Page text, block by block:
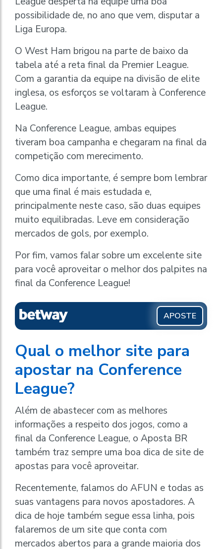
possibilidade de, no ano que vem, disputar a
Liga Europa.
O West Ham brigou na parte de baixo da
tabela até a reta final da Premier League.
Com a garantia da equipe na divisão de elite
inglesa, os esforços se voltaram à Conference
League.
Na Conference League, ambas equipes
tiveram boa campanha e chegaram na final da
competição com merecimento.
Como dica importante, é sempre bom lembrar
que uma final é mais estudada e,
principalmente neste caso, são duas equipes
muito equilibradas. Leve em consideração
mercados de gols, por exemplo.
Por fim, vamos falar sobre um excelente site
para você aproveitar o melhor dos palpites na
final da Conference League!
APOSTE
Qual o melhor site para
apostar na Conference
League?
Além de abastecer com as melhores
informações a respeito dos jogos, como a
final da Conference League, o Aposta BR
também traz sempre uma boa dica de site de
apostas para você aproveitar.
Recentemente, falamos do AFUN e todas as
suas vantagens para novos apostadores. A
dica de hoje também segue essa linha, pois
falaremos de um site que conta com
mercados abertos para a grande maioria dos